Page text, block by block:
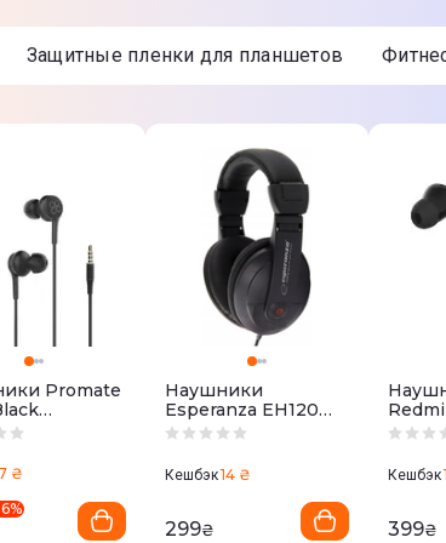
Нет
Нет
Нет
3,0
Да
Защитные пленки для планшетов
Promate
₴
%
Наушники
Esperanza EH120
(Black)
Кешбэк14 ₴
299₴
Кешбэк
399₴